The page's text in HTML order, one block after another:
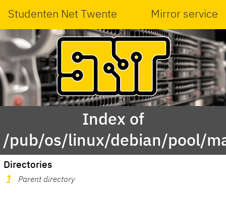
Studenten Net Twente Mirror service
Index of
/pub/os/linux/debian/pool/
Directories
Parent directory